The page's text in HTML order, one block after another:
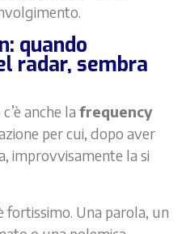
quando
radar, sembra
anche la frequency
per cui, dopo aver
improvvisamente la si
fortissimo. Una parola, un